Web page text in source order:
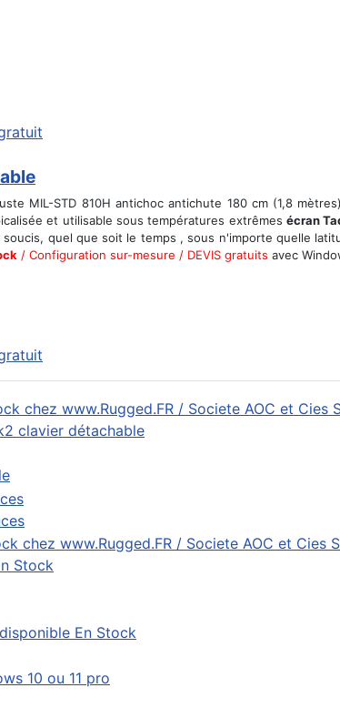
MIL-STD 810H antichoc antichute 180 cm (1,8
et utilisable sous températures extrêmes écran
quel que soit le temps , sous n'importe quelle
/ Configuration sur-mesure / DEVIS gratuits avec
clavier détachable
Stock
En Stock